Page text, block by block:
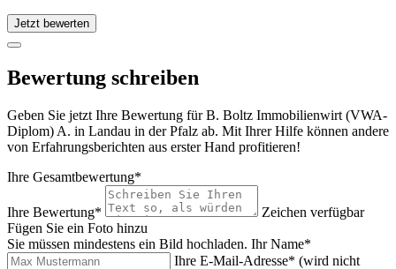
Jetzt bewerten
Bewertung schreiben
Geben Sie jetzt Ihre Bewertung für B. Boltz Immobilienwirt (VWA-
Diplom) A. in Landau in der Pfalz ab. Mit Ihrer Hilfe können andere
von Erfahrungsberichten aus erster Hand profitieren!
Ihre Gesamtbewertung*
Ihre Bewertung*
Zeichen verfügbar
Fügen Sie ein Foto hinzu
Sie müssen mindestens ein Bild hochladen. Ihr Name*
Ihre E-Mail-Adresse* (wird nicht